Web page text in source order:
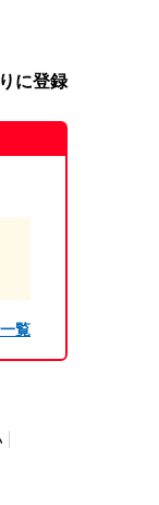
に登録
覧